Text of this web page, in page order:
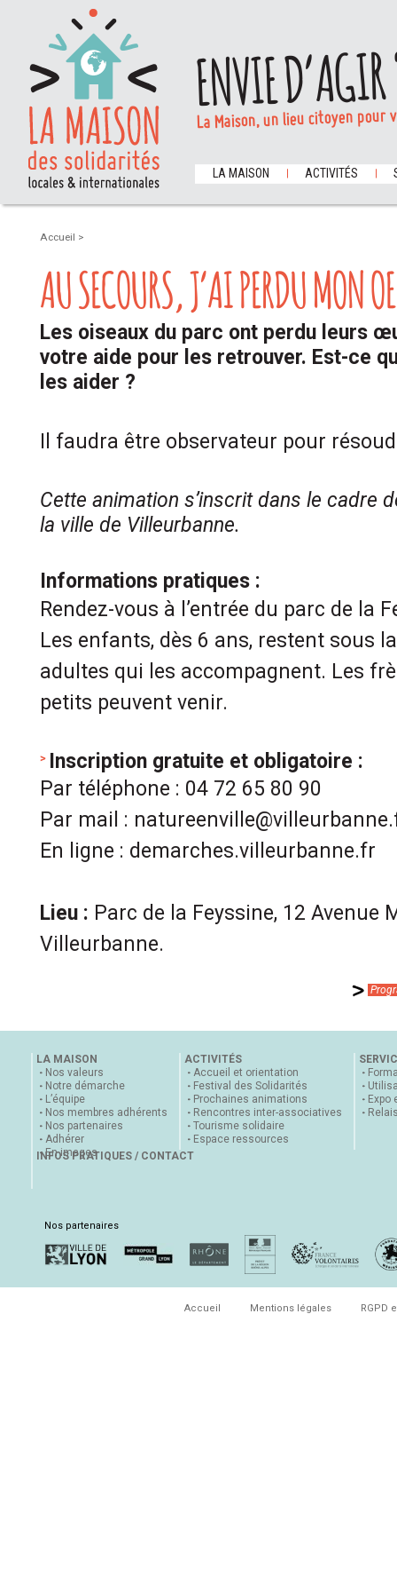
ENVIE
La Maison, un lieu citoyen
LA MAISON ACTIVITÉS
Accueil >
AU SECOURS, J’AI PERDU MON
Les oiseaux du parc ont perdu leurs
votre aide pour les retrouver. Est-ce
les aider ?
Il faudra être observateur pour
Cette animation s’inscrit dans le cadre
la ville de Villeurbanne.
Informations pratiques :
Rendez-vous à l’entrée du parc de la
Les enfants, dès 6 ans, restent sous
adultes qui les accompagnent. Les
petits peuvent venir.
Inscription gratuite et obligatoire :
Par téléphone : 04 72 65 80 90
Par mail :
En ligne : demarches.villeurbanne.fr
Lieu : Parc de la Feyssine, 12 Avenue
Villeurbanne.
LA MAISON
Nos valeurs
Notre démarche
L’équipe
Nos membres adhérents
Nos partenaires
Adhérer
En images
ACTIVITÉS
Accueil et orientation
Festival des Solidarités
Prochaines animations
Rencontres inter-associatives
Tourisme solidaire
Espace ressources
Expo
INFOS PRATIQUES / CONTACT
Nos partenaires
Accueil Mentions légales RGPD